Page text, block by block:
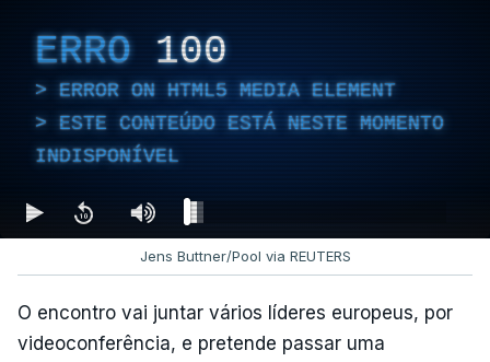
ERRO 100
ERROR ON HTML5 MEDIA ELEMENT
ESTE CONTEÚDO ESTÁ NESTE MOMENTO
INDISPONÍVEL
Jens Buttner/Pool via REUTERS
O encontro vai juntar vários líderes europeus, por
videoconferência, e pretende passar uma